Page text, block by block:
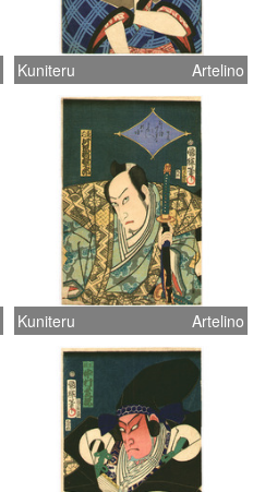
Kuniteru Artelino
Kuniteru Artelino